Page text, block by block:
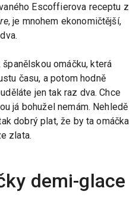
Escoffierova receptu z
, je mnohem ekonomičtější,
omáčku, která
času, a potom hodně
jen tak raz dva. Chce
já bohužel nemám. Nehledě
dobrý plat, že by ta omáčka
zlata.
demi-glace